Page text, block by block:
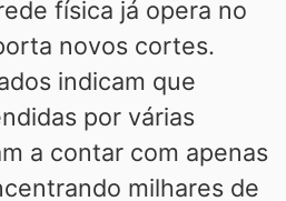
física já opera no
novos cortes.
indicam que
por várias
a contar com apenas
milhares de